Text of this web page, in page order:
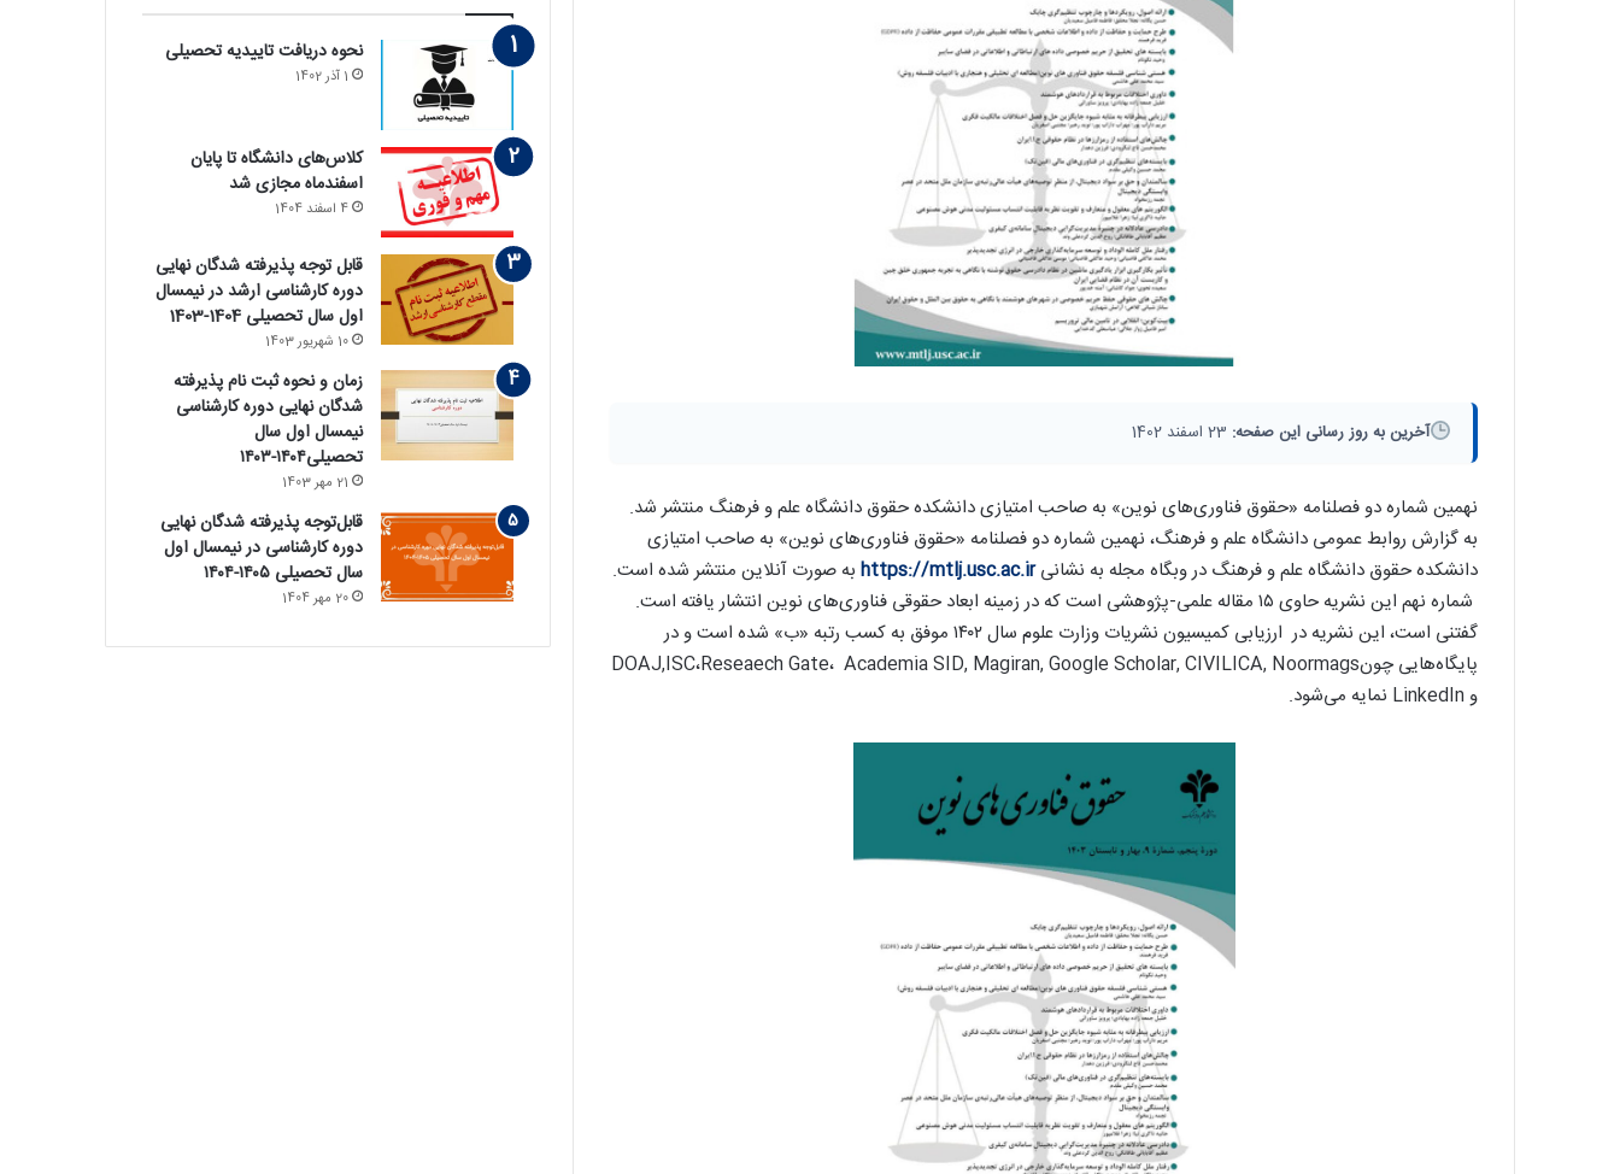
آخرین به روز رسانی این صفحه:
نهمین شماره دو فصلنامه «حقوق فناوری‌های نوین» به صاحب امتیازی دانشکده حقوق دانشگاه علم و فرهنگ منتشر شد.
به گزارش روابط عمومی دانشگاه علم و فرهنگ، نهمین شماره دو فصلنامه «حقوق فناوری‌های نوین» به صاحب امتیازی
دانشکده حقوق دانشگاه علم و فرهنگ در وبگاه مجله به نشانیhttps://mtlj.usc.ac.ir به صورت آنلاین منتشر شده است.
شماره نهم این نشریه حاوی ۱۵ مقاله علمی-پژوهشی است که در زمینه ابعاد حقوقی فناوری‌های نوین انتشار یافته است.
گفتنی است، این نشریه در ارزیابی کمیسیون نشریات وزارت علوم سال ۱۴۰۲ موفق به کسب رتبه «ب» شده است و در
پایگاه‌هایی چونDOAJ,ISC،Reseaech Gate، Academia SID, Magiran, Google Scholar, CIVILICA, Noormags
و LinkedIn نمایه می‌شود.
نحوه دریافت تاییدیه تحصیلی
1 آذر 1402
کلاس‌های دانشگاه تا پایان
اسفندماه مجازی شد
4 اسفند 1404
قابل توجه پذیرفته‏ شدگان نهایی
دوره کارشناسی ارشد در نیمسال
اول سال تحصیلی 1404-1403
10 شهریور 1403
زمان و نحوه ثبت نام پذیرفته
‏شدگان نهایی دوره کارشناسی
نیمسال اول سال
تحصیلی۱۴۰۴-۱۴۰۳
21 مهر 1403
قابل‌توجه پذیرفته‏ شدگان نهایی
دوره کارشناسی در نیمسال اول
سال تحصیلی ۱۴۰۵-۱۴۰۴
20 مهر 1404